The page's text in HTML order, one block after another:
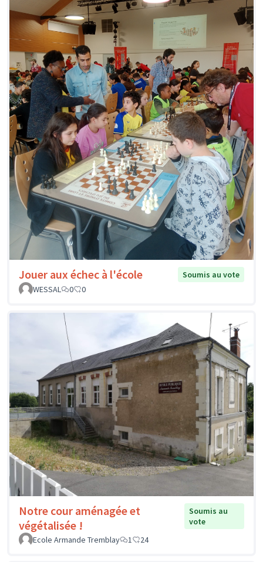
Jouer aux échec à l'école
Soumis au vote
WESSAL
0 0
Notre cour aménagée et
végétalisée !
Soumis au
vote
Ecole Armande Tremblay
1 24